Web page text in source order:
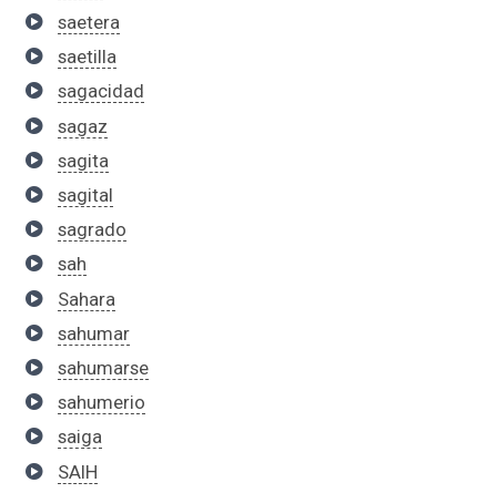
saetera
saetilla
sagacidad
sagaz
sagita
sagital
sagrado
sah
Sahara
sahumar
sahumarse
sahumerio
saiga
SAIH